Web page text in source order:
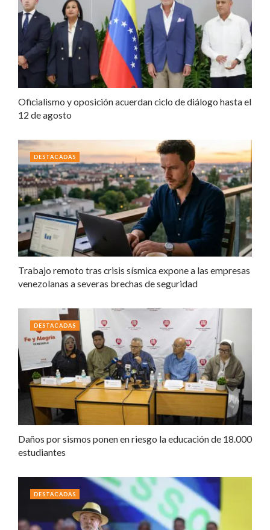
Oficialismo y oposición acuerdan ciclo de diálogo hasta el
12 de agosto
Trabajo remoto tras crisis sísmica expone a las empresas
venezolanas a severas brechas de seguridad
DESTACADAS
Daños por sismos ponen en riesgo la educación de 18.000
estudiantes
DESTACADAS
DESTACADAS